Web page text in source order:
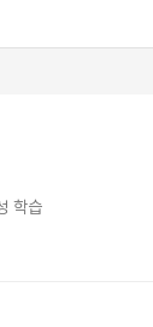
학습